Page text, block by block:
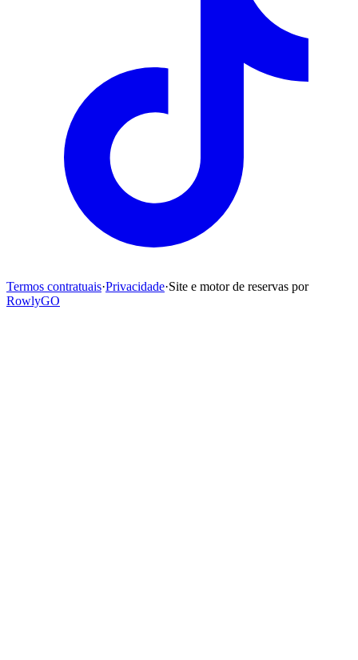
Termos contratuais·Privacidade·Site e motor de reservas por
RowlyGO